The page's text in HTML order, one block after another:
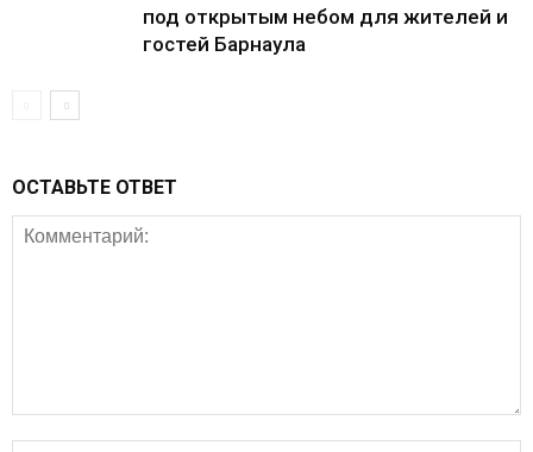
под открытым небом для жителей и
гостей Барнаула
ОСТАВЬТЕ ОТВЕТ